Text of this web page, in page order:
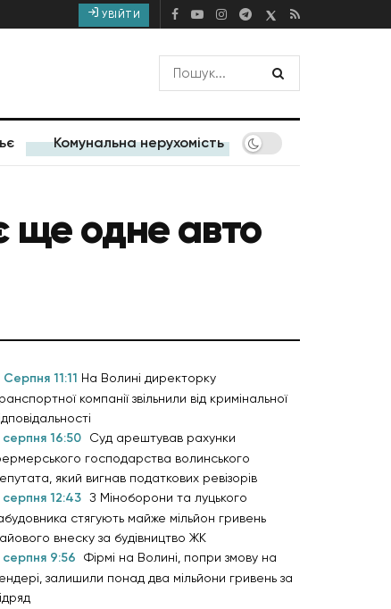
УВІЙТИ
Комунальна нерухомість
ще одне авто
Серпня 11:11 На Волині директорку
компанії звільнили від кримінальної
серпня 16:50
Суд арештував рахунки
господарства волинського
який вигнав податкових ревізорів
серпня 12:43 З Міноборони та луцького
стягують майже мільйон гривень
внеску за будівництво ЖК
серпня 9:56
Фірмі на Волині, попри змову на
залишили понад два мільйони гривень за